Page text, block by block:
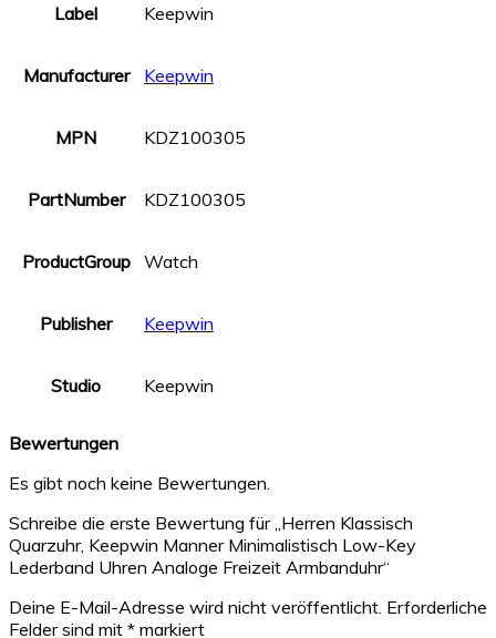
Label Keepwin
Manufacturer Keepwin
MPN KDZ100305
PartNumber KDZ100305
ProductGroup Watch
Publisher Keepwin
Studio Keepwin
Bewertungen
Es gibt noch keine Bewertungen.
Schreibe die erste Bewertung für „Herren Klassisch
Quarzuhr, Keepwin Manner Minimalistisch Low-Key
Lederband Uhren Analoge Freizeit Armbanduhr“
Deine E-Mail-Adresse wird nicht veröffentlicht. Erforderliche
Felder sind mit * markiert